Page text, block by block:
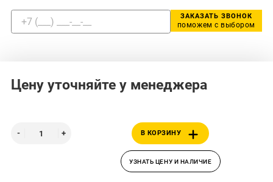
ЗАКАЗАТЬ ЗВОНОК
поможем с выбором
Цену уточняйте у менеджера
В КОРЗИНУ
УЗНАТЬ ЦЕНУ И НАЛИЧИЕ